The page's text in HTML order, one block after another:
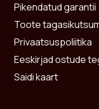
Pikendatud garantii
Toote
Privaatsuspoliitika
Eeskirjad ostude
Saidi kaart